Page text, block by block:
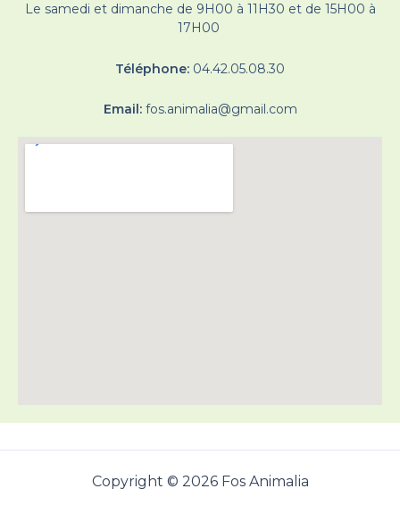
Le samedi et dimanche de 9H00 à 11H30 et de 15H00 à
17H00
Téléphone: 04.42.05.08.30
Email: fos.animalia@gmail.com
Copyright © 2026 Fos Animalia